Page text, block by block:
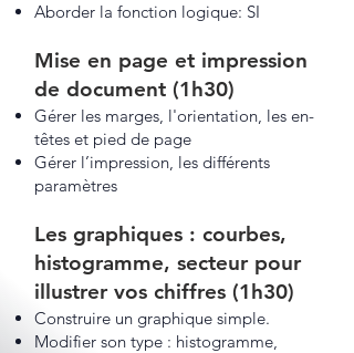
Aborder la fonction logique: SI
Mise en page et impression
de document (1h30)
Gérer les marges, l'orientation, les en-
têtes et pied de page
Gérer l’impression, les différents
paramètres
Les graphiques : courbes,
histogramme, secteur pour
illustrer vos chiffres (1h30)
Construire un graphique simple.
Modifier son type : histogramme,